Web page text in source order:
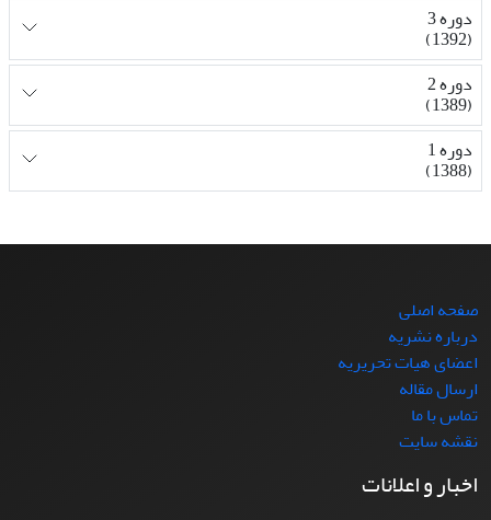
دوره 3
(1392)
دوره 2
(1389)
دوره 1
(1388)
صفحه اصلی
درباره نشریه
اعضای هیات تحریریه
ارسال مقاله
تماس با ما
نقشه سایت
اخبار و اعلانات